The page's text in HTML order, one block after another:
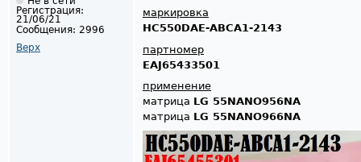
Регистрация:
21/06/21
Сообщения: 2996
Верх
маркировка
HC550DAE-ABCA1-2143
партномер
EAJ65433501
применение
матрица LG 55NANO956NA
матрица LG 55NANO966NA